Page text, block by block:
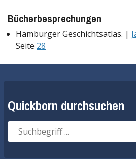
Bücherbesprechungen
Hamburger Geschichtsatlas. |
Seite 28
Quickborn durchsuchen
Suche
nach: